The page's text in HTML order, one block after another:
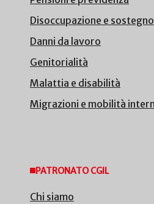
Disoccupazione e
Danni da lavoro
Genitorialità
Malattia e disabilità
Migrazioni e mobilità
PATRONATO CGIL
Chi siamo